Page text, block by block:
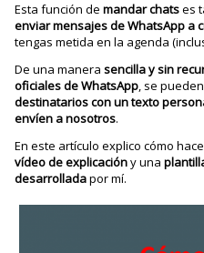
Esta función demandar chatses
enviar mensajes de WhatsApp a
tengas metida en la agenda
De una manerasencilla y sin
oficiales de WhatsApp, se
destinatarios con un texto
envíen a nosotros.
En este artículo explico cómo
vídeo de explicacióny una
desarrolladapor mí.